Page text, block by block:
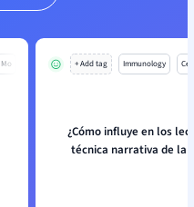
Mo + Add tag Immunology
¿Cómo influye en los
técnica narrativa de la